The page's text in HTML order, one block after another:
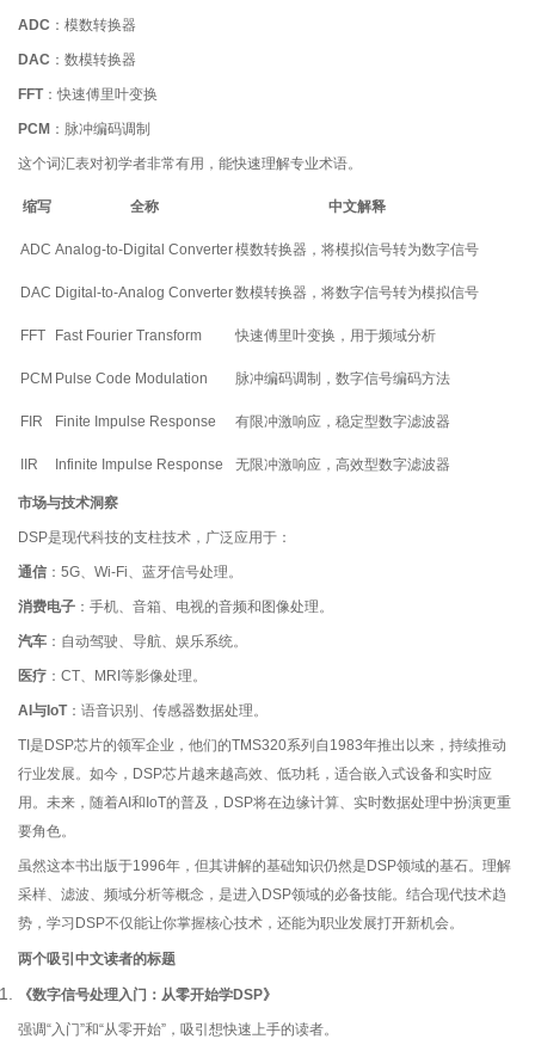
ADC ：模数转换器
DAC ：数模转换器
FFT：快速傅里叶变换
PCM ：脉冲编码调制
这个词汇表对初学者非常有用，能快速理解专业术语。
缩写 全称 中文解释
ADC Analog-to-Digital Converter模数转换器，将模拟信号转为数字信号
DAC Digital-to-Analog Converter数模转换器，将数字信号转为模拟信号
FFT Fast Fourier Transform 快速傅里叶变换，用于频域分析
PCM Pulse Code Modulation 脉冲编码调制，数字信号编码方法
FIR Finite Impulse Response 有限冲激响应，稳定型数字滤波器
IIR Infinite Impulse Response 无限冲激响应，高效型数字滤波器
市场与技术洞察
DSP是现代科技的支柱技术，广泛应用于：
通信 ：5G、Wi-Fi、蓝牙信号处理。
消费电子 ：手机、音箱、电视的音频和图像处理。
汽车 ：自动驾驶、导航、娱乐系统。
医疗 ：CT、MRI等影像处理。
AI与IoT：语音识别、传感器数据处理。
TI是DSP芯片的领军企业，他们的TMS320系列自1983年推出以来，持续推动
行业发展。如今，DSP芯片越来越高效、低功耗，适合嵌入式设备和实时应
用。未来，随着AI和IoT的普及，DSP将在边缘计算、实时数据处理中扮演更重
要角色。
虽然这本书出版于1996年，但其讲解的基础知识仍然是DSP领域的基石。理解
采样、滤波、频域分析等概念，是进入DSP领域的必备技能。结合现代技术趋
势，学习DSP不仅能让你掌握核心技术，还能为职业发展打开新机会。
两个吸引中文读者的标题
《数字信号处理入门：从零开始学DSP》
强调“入门”和“从零开始”，吸引想快速上手的读者。